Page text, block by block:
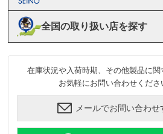
全国の取り扱い店を探す
在庫状況や入荷時期、その他製品に関
お気軽にお問い合わせくださ
メールでお問い合わせ